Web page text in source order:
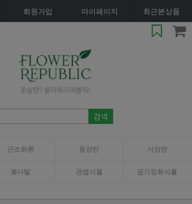
회원가입 마이페이지 최근본상품
근조화환 동양란 서양란
꽃다발 관엽식물 공기정화식물